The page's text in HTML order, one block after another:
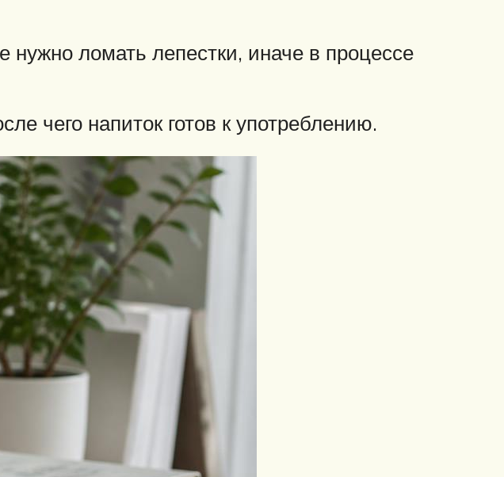
ломать лепестки, иначе в процессе
чего напиток готов к употреблению.